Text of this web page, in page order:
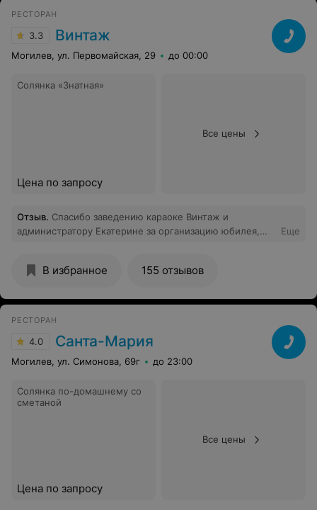
РЕСТОРАН
3.3 Винтаж
Могилев, ул. Первомайская, 29 до 00:00
Солянка «Знатная»
Цена по запросу
Все цены
Отзыв. Спасибо заведению караоке Винтаж и
администратору Екатерине за организацию юбилея,
Еще
В избранное 155 отзывов
РЕСТОРАН
4.0 Санта-Мария
Могилев, ул. Симонова, 69г до 23:00
Солянка по-домашнему со
сметаной
Цена по запросу
Все цены